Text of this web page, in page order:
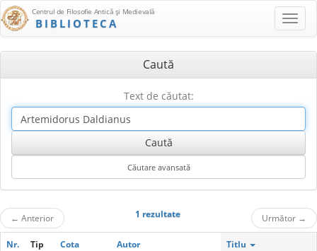
Centrul de Filosofie Antică şi Medievală
BIBLIOTECA
Caută
Text de căutat:
← Anterior 1 rezultate Următor →
Nr. Tip Cota Autor Titlu